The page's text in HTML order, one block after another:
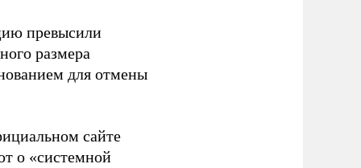
превысили
размера
для отмены
сайте
о «системной